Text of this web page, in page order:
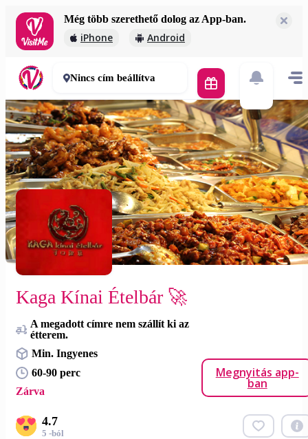
Még több szerethető dolog az App-ban.
iPhone Android
Kaga Kínai Ételbár 🚀
Ingyenes
60-90 perc
Nincs cím beállítva
Kaga Kínai Ételbár 🚀
A megadott címre nem szállít ki az
étterem.
Min. Ingyenes
60-90 perc
Zárva
Megnyitás app-
ban
4.7
5 -ból